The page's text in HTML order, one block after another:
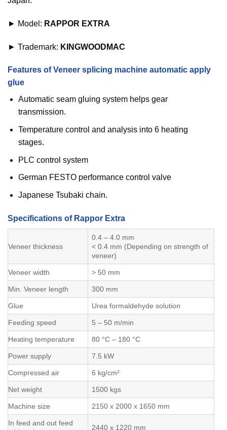
► Model: RAPPOR EXTRA
► Trademark: KINGWOODMAC
Features of Veneer splicing machine automatic apply
glue
Automatic seam gluing system helps gear
transmission.
Temperature control and analysis into 6 heating
stages.
PLC control system
German FESTO performance control valve
Japanese Tsubaki chain.
Specifications of Rappor Extra
Veneer thickness
0.4 – 4.0 mm
< 0.4 mm (Depending on strength of
veneer)
Veneer width > 50 mm
Min. Veneer length 300 mm
Glue Urea formaldehyde solution
Feeding speed 5 – 50 m/min
Heating temperature 80 °C – 180 °C
Power supply 7.5 kW
Compressed air 6 kg/cm²
Net weight 1500 kgs
Machine size 2150 x 2000 x 1650 mm
In feed and out feed
2440 x 1220 mm